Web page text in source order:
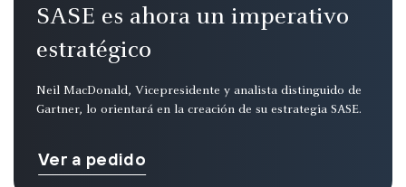
SASE es ahora un imperativo
estratégico
Neil MacDonald, Vicepresidente y analista distinguido de
Gartner, lo orientará en la creación de su estrategia SASE.
Ver a pedido